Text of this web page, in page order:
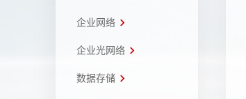
企业网络
企业光网络
数据存储